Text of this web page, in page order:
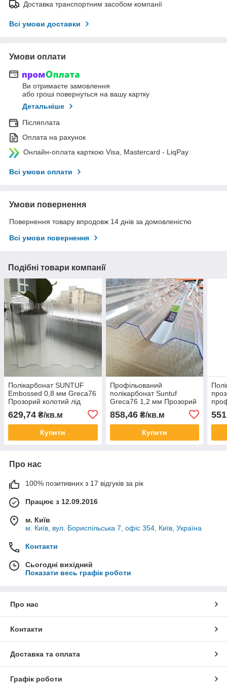
Доставка транспортним засобом компанії
Всі умови доставки
Умови оплати
Ви отримаєте замовлення
або гроші повернуться на вашу картку
Детальніше
Післяплата
Оплата на рахунок
Онлайн-оплата карткою Visa, Mastercard - LiqPay
Всі умови оплати
Умови повернення
Повернення товару впродовж 14 днів за домовленістю
Всі умови повернення
Подібні товари компанії
Полікарбонат SUNTUF
Embossed 0,8 мм Greca76
Прозорий колотий лід
629,74 ₴/кв.м
Купити
Профільований
полікарбонат Suntuf
Greca76 1,2 мм Прозорий
858,46₴/кв.м
Купити
Про нас
100% позитивних з 17 відгуків за рік
Працює з 12.09.2016
м. Київ
м. Київ, вул. Бориспільська 7, офіс 354, Київ, Україна
Контакти
Сьогодні вихідний
Показати весь графік роботи
Про нас
Контакти
Доставка та оплата
Графік роботи